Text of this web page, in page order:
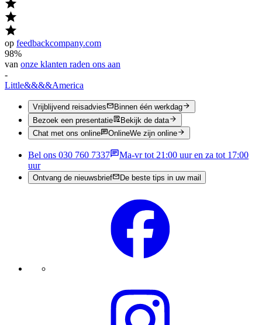
op feedbackcompany.com
98%
van onze klanten raden ons aan
-
Little&&&&America
Vrijblijvend reisadvies
Binnen één werkdag
Bezoek een presentatie
Bekijk de data
Chat met ons online
OnlineWe zijn online
Bel ons 030 760 7337
Ma-vr tot 21:00 uur en za tot 17:00
uur
Ontvang de nieuwsbrief De beste tips in uw mail